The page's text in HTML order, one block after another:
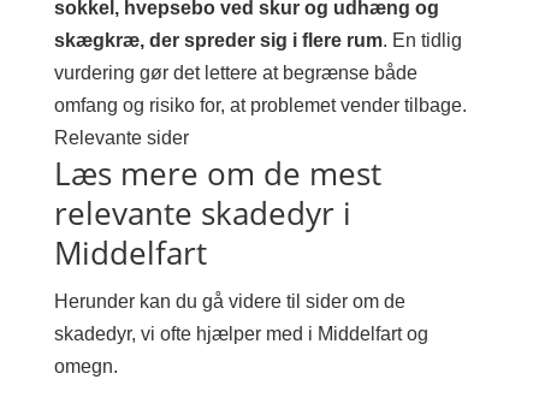
sokkel, hvepsebo ved skur og udhæng og
skægkræ, der spreder sig i flere rum. En tidlig
vurdering gør det lettere at begrænse både
omfang og risiko for, at problemet vender tilbage.
Relevante sider
Læs mere om de mest
relevante skadedyr i
Middelfart
Herunder kan du gå videre til sider om de
skadedyr, vi ofte hjælper med i Middelfart og
omegn.